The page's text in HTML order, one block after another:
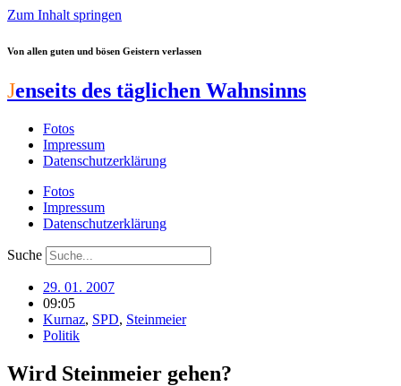
Zum Inhalt springen
Von allen guten und bösen Geistern verlassen
Jenseits des täglichen Wahnsinns
Fotos
Impressum
Datenschutzerklärung
Fotos
Impressum
Datenschutzerklärung
Suche
29. 01. 2007
09:05
Kurnaz, SPD, Steinmeier
Politik
Wird Steinmeier gehen?